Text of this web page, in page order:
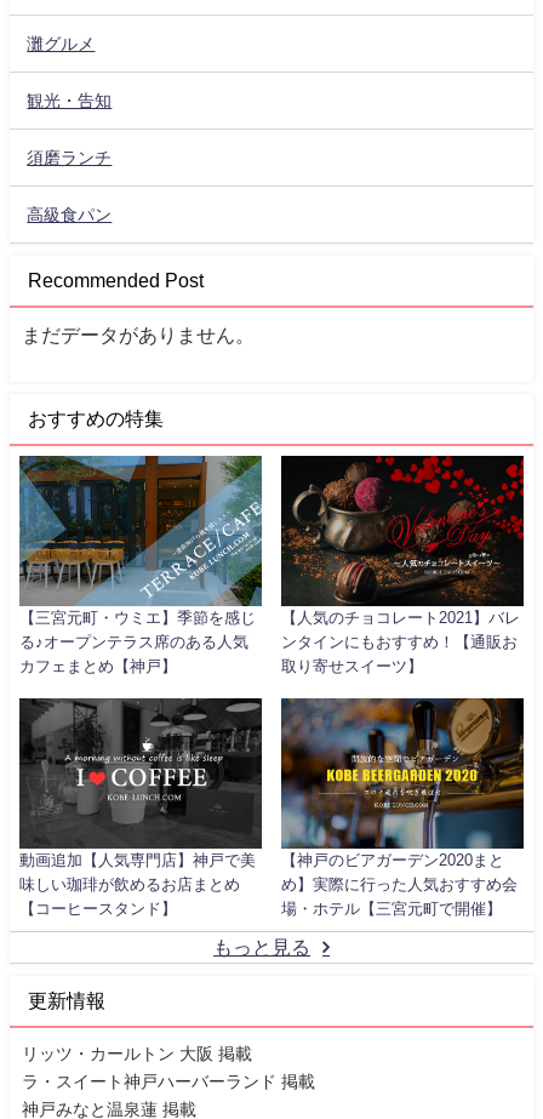
灘グルメ
観光・告知
須磨ランチ
高級食パン
Recommended Post
まだデータがありません。
おすすめの特集
【三宮元町・ウミエ】季節を感じ
る♪オープンテラス席のある人気
カフェまとめ【神戸】
【人気のチョコレート2021】バレ
ンタインにもおすすめ！【通販お
取り寄せスイーツ】
動画追加【人気専門店】神戸で美
味しい珈琲が飲めるお店まとめ
【コーヒースタンド】
【神戸のビアガーデン2020まと
め】実際に行った人気おすすめ会
場・ホテル【三宮元町で開催】
もっと見る
更新情報
リッツ・カールトン 大阪 掲載
ラ・スイート神戸ハーバーランド 掲載
神戸みなと温泉蓮 掲載